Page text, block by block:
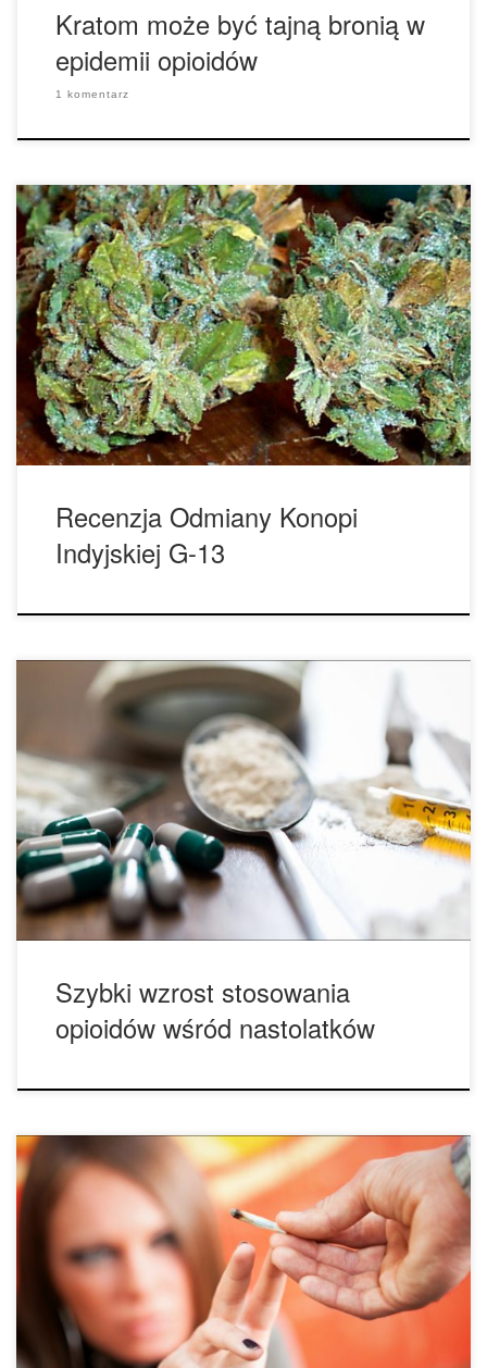
Kratom może być tajną bronią w
epidemii opioidów
1 komentarz
Ilość THC: 20 procent Ilość CBD: 0.2 procent Rodowód:
nieznany G-13 jest odmianą z długą historią.
Prawdopodobnie została wyhodowana przez pracowników
rządu na University of Mississippi w 1960 roku. G-13 jest
hybrydą, w której dominuje indica, i zdecydowanie powoduje
przyklejenie się do kanapy. Wokół tej odmiany krążą pewne
plotki, dowcipy. […]
Recenzja Odmiany Konopi
Indyjskiej G-13
Wśród epidemii opioidowej przedawkowania wśród
nastolatków wykazywały spadek w ciągu kilku ostatnich lat,
ale według nowego raportu rządowego niestety tendencja
ta wraca. Po roku 2008 liczba przedawkowań zaczęła
spadać. W latach 2012 i 2014 było to około 3 na 100 tys.
osób, co wciąż przekładało się na prawie 800 zgonów […]
Szybki wzrost stosowania
opioidów wśród nastolatków
Mimo, że legalny przemysł marihuany w Ameryce
wygenerował ponad 6,5 miliarda dolarów w 2016 roku, a na
kolejne 10 lat przewiduje się wzrostu aż do 24 miliardów
dolarów, aż do tej pory brakowało danych dotyczących co
tak naprawdę kupują konsumenci cannabis. Nowe badania,
które pokazują co kupują konsumenci, pomagają dostarczyć